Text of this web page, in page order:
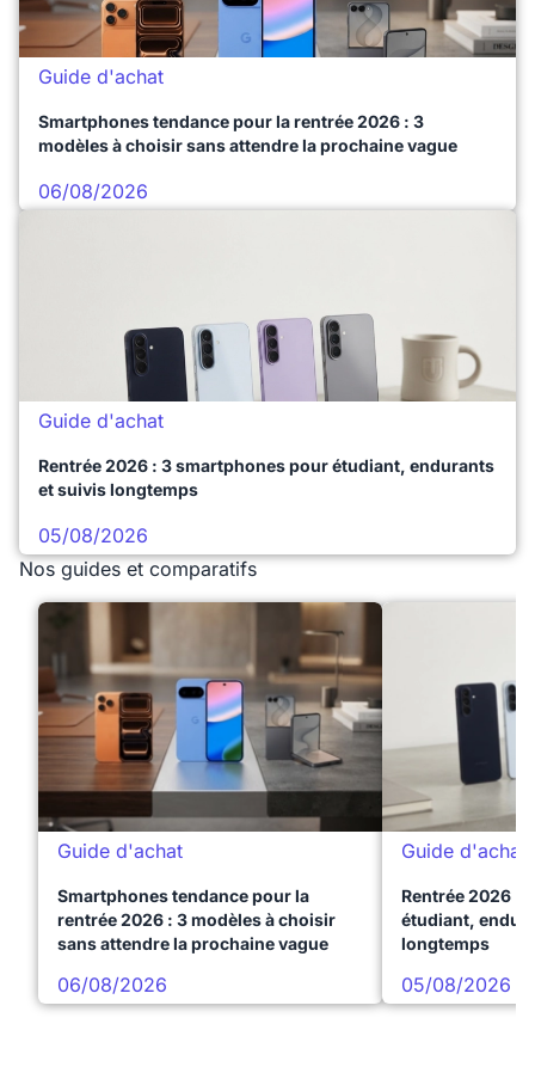
Guide d'achat
Smartphones tendance pour la rentrée 2026 : 3
modèles à choisir sans attendre la prochaine vague
06/08/2026
Guide d'achat
Rentrée 2026 : 3 smartphones pour étudiant, endurants
et suivis longtemps
05/08/2026
Nos guides et comparatifs
Guide d'achat
Smartphones tendance pour la
rentrée 2026 : 3 modèles à choisir
sans attendre la prochaine vague
06/08/2026
Guide d'achat
Rentrée 2026 :
étudiant,
longtemps
05/08/2026